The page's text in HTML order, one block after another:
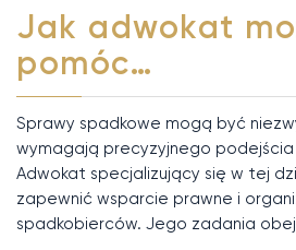
Jak adwokat
pomóc…
Sprawy spadkowe mogą być
wymagają precyzyjnego
Adwokat specjalizujący się w tej
zapewnić wsparcie prawne i
spadkobierców. Jego zadania